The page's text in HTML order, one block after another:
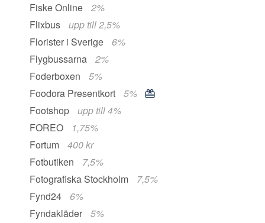
Fiske Online
2%
Flixbus
upp till 2,5%
Florister i Sverige
6%
Flygbussarna
2%
Foderboxen
5%
Foodora Presentkort
5%
Footshop
upp till 4%
FOREO
1,75%
Fortum
400 kr
Fotbutiken
7,5%
Fotografiska Stockholm
7,5%
Fynd24
6%
Fyndakläder
5%